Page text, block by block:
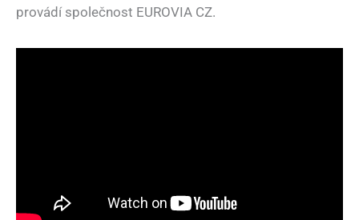
provádí společnost EUROVIA CZ.